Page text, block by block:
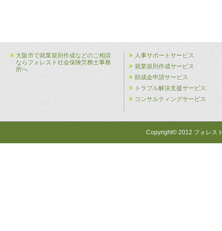
大阪市で就業規則作成などのご相談
ならフォレスト社会保険労務士事務
所へ
人事サポートサービス
就業規則作成サービス
助成金申請サービス
トラブル解決支援サービス
コンサルティングサービス
Copyright© 2012 フォレス